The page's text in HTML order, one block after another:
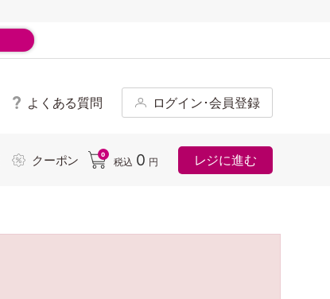
よくある質問 ログイン･会員登録
クーポン 0
税込 0 円 レジに進む